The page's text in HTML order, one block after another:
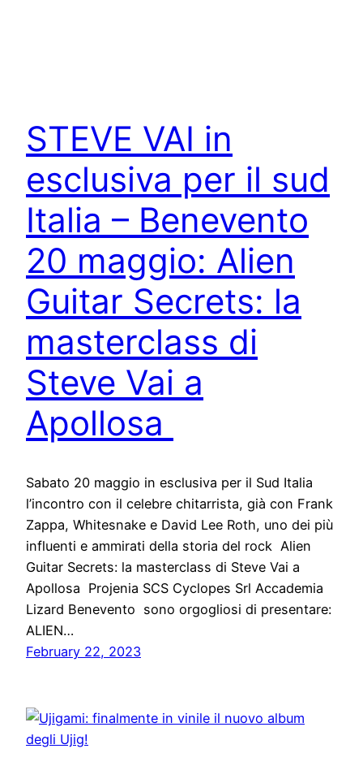
STEVE VAI in
esclusiva per il sud
Italia – Benevento
20 maggio: Alien
Guitar Secrets: la
masterclass di
Steve Vai a
Apollosa
Sabato 20 maggio in esclusiva per il Sud Italia
l’incontro con il celebre chitarrista, già con Frank
Zappa, Whitesnake e David Lee Roth, uno dei più
influenti e ammirati della storia del rock Alien
Guitar Secrets: la masterclass di Steve Vai a
Apollosa Projenia SCS Cyclopes Srl Accademia
Lizard Benevento sono orgogliosi di presentare:
ALIEN…
February 22, 2023